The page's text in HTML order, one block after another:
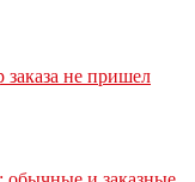
заказа не пришел